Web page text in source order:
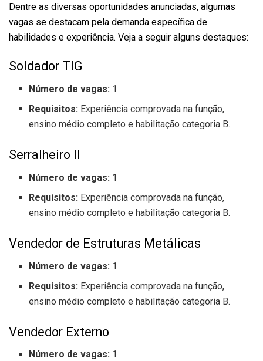
Dentre as diversas oportunidades anunciadas, algumas
vagas se destacam pela demanda específica de
habilidades e experiência. Veja a seguir alguns destaques:
Soldador TIG
Número de vagas: 1
Requisitos: Experiência comprovada na função,
ensino médio completo e habilitação categoria B.
Serralheiro II
Número de vagas: 1
Requisitos: Experiência comprovada na função,
ensino médio completo e habilitação categoria B.
Vendedor de Estruturas Metálicas
Número de vagas: 1
Requisitos: Experiência comprovada na função,
ensino médio completo e habilitação categoria B.
Vendedor Externo
Número de vagas: 1